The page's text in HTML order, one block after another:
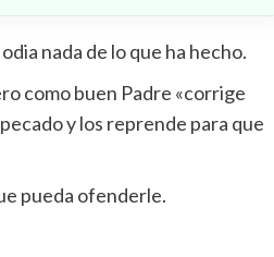
nada de lo que ha hecho.
como buen Padre «corrige
y los reprende para que
pueda ofenderle.